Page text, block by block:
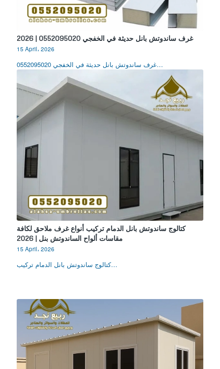
غرف ساندوتش بانل حديثة في الخفجي 0552095020 | 2026
15 April، 2026
غرف ساندوتش بانل حديثة في الخفجي 0552095020…
كتالوج ساندوتش بانل الدمام تركيب أنواع غرف ملاحق لكافة
مقاسات ألواح الساندوتش بنل | 2026
15 April، 2026
كتالوج ساندوتش بانل الدمام تركيب…